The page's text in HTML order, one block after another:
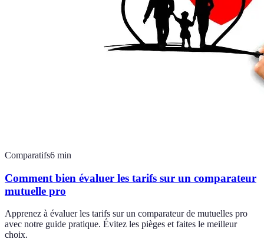
Comparatifs6 min
Comment bien évaluer les tarifs sur un comparateur
mutuelle pro
Apprenez à évaluer les tarifs sur un comparateur de mutuelles pro
avec notre guide pratique. Évitez les pièges et faites le meilleur
choix.